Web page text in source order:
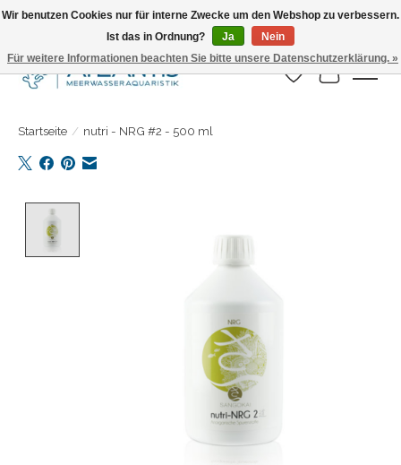
Täglicher Versand. Bestelle bis 15.00 Uhr
Wunschzettel
Ihr
Startseite / nutri - NRG #2 - 500 ml
Wir benutzen Cookies nur für interne Zwecke um den Webshop zu verbessern.
Ist das in Ordnung?
Ja
Nein
Für weitere Informationen beachten Sie bitte unsere Datenschutzerklärung. »